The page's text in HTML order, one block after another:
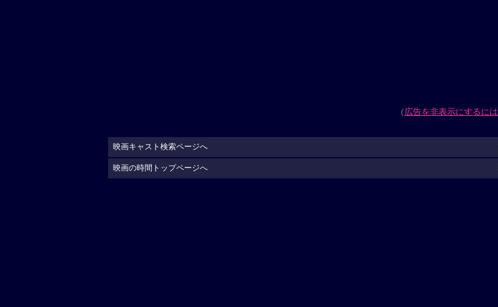
（広告を非表示にするには
映画キャスト検索ページへ
映画の時間トップページへ